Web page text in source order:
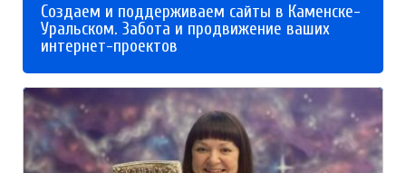
Создаем и поддерживаем сайты в Каменске-
Уральском. Забота и продвижение ваших
интернет-проектов